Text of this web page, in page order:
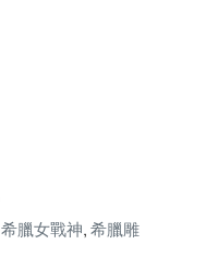
希臘女戰神,希臘雕